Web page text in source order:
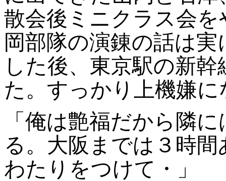
散会後ミニクラス会
岡部隊の演錬の話は
した後、東京駅の新
た。すっかり上機嫌
「俺は艶福だから隣
る。大阪までは３時
わたりをつけて・」